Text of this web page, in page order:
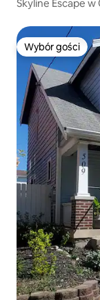
Skyline Escape w
Wybór gości
Wybór gości